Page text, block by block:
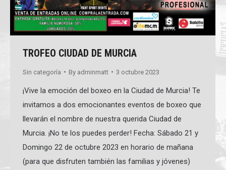
TROFEO CIUDAD DE MURCIA
Sin categoría By adminmatt 3 octubre 2023
¡Vive la emoción del boxeo en la Ciudad de Murcia! Te
invitamos a dos emocionantes eventos de boxeo que
llevarán el nombre de nuestra querida Ciudad de
Murcia. ¡No te los puedes perder! Fecha: Sábado 21 y
Domingo 22 de octubre 2023 en horario de mañana
(para que disfruten también las familias y jóvenes)